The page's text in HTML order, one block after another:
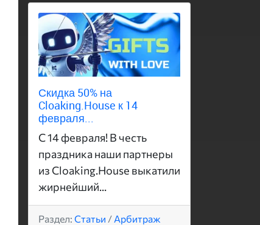
Скидка 50% на
Cloaking.House к 14
февраля...
С 14 февраля! В честь
праздника наши партнеры
из Cloaking.House выкатили
жирнейший...
Раздел: Статьи / Арбитраж